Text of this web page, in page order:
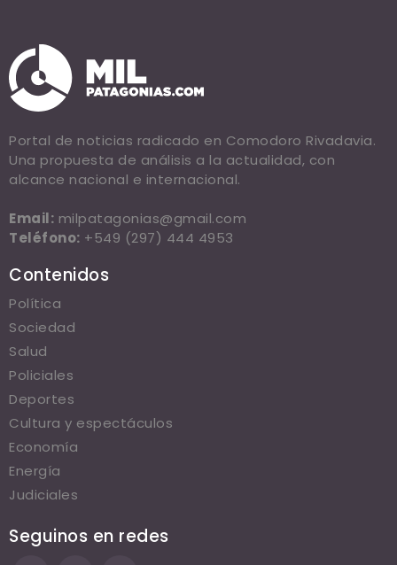
Portal de noticias radicado en Comodoro Rivadavia.
Una propuesta de análisis a la actualidad, con
alcance nacional e internacional.
Email: milpatagonias@gmail.com
Teléfono: +549 (297) 444 4953
Contenidos
Política
Sociedad
Salud
Policiales
Deportes
Cultura y espectáculos
Economía
Energía
Judiciales
Seguinos en redes